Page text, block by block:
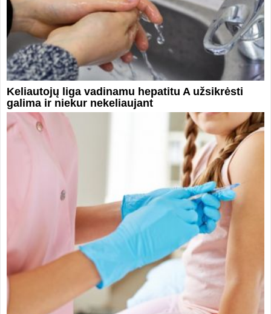
Keliautojų liga vadinamu hepatitu A užsikrėsti
galima ir niekur nekeliaujant